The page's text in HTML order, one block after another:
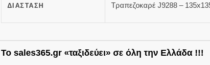
ΔΙΆΣΤΑΣΗ Τραπεζοκαρέ J9288 –
Το sales365.gr «ταξιδεύει» σε όλη την Ελλάδα !!!